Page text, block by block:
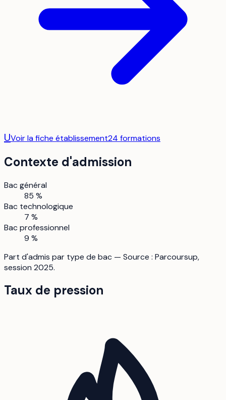
UVoir la fiche établissement24 formations
Contexte d'admission
Bac général
85 %
Bac technologique
7 %
Bac professionnel
9 %
Part d'admis par type de bac — Source : Parcoursup,
session 2025.
Taux de pression